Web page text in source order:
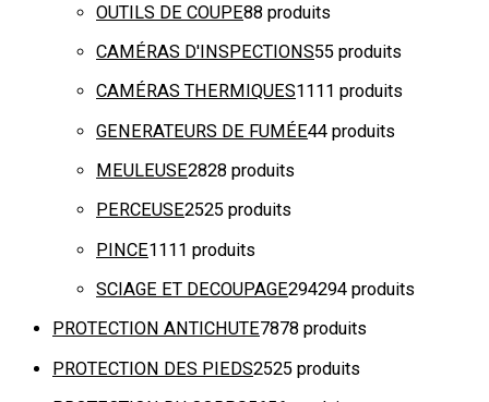
OUTILS DE COUPE88 produits
CAMÉRAS D'INSPECTIONS55 produits
CAMÉRAS THERMIQUES11 11 produits
GENERATEURS DE FUMÉE44 produits
MEULEUSE2828 produits
PERCEUSE2525 produits
PINCE1111 produits
SCIAGE ET DECOUPAGE294294 produits
PROTECTION ANTICHUTE7878 produits
PROTECTION DES PIEDS2525 produits